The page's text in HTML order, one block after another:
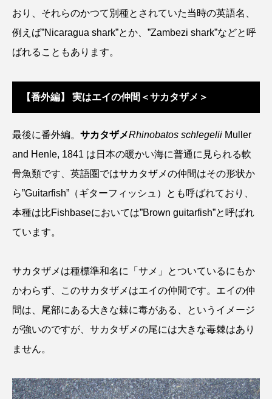
おり、それらのかつて別種とされていた当時の英語名、
例えば”Nicaragua shark”とか、”Zambezi shark”などと呼
ばれることもあります。
【番外編】 実はエイの仲間＜サカタザメ＞
最後に番外編。 サカタザメRhinobatos schlegelii Muller
and Henle, 1841 は日本の暖かい海に普通に見られる軟
骨魚類です、英語圏ではサカタザメの仲間はその形状か
ら”Guitarfish”（ギターフィッシュ）とも呼ばれており、
本種は比Fishbaseにおいては”Brown guitarfish”と呼ばれ
ています。
サカタザメは種標準和名に「サメ」とついているにもか
かわらず、このサカタザメはエイの仲間です。エイの仲
間は、尾部にある大きな棘に毒がある、というイメージ
が強いのですが、サカタザメの尾には大きな毒棘はあり
ません。